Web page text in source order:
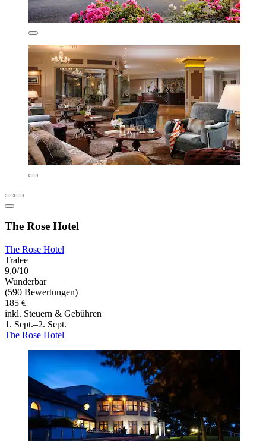
The Rose Hotel
The Rose Hotel
Tralee
9,0/10
Wunderbar
(590 Bewertungen)
185 €
inkl. Steuern & Gebühren
1. Sept.–2. Sept.
The Rose Hotel